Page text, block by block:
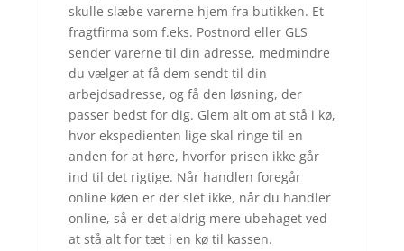
skulle slæbe varerne hjem fra butikken. Et
fragtfirma som f.eks. Postnord eller GLS
sender varerne til din adresse, medmindre
du vælger at få dem sendt til din
arbejdsadresse, og få den løsning, der
passer bedst for dig. Glem alt om at stå i kø,
hvor ekspedienten lige skal ringe til en
anden for at høre, hvorfor prisen ikke går
ind til det rigtige. Når handlen foregår
online køen er der slet ikke, når du handler
online, så er det aldrig mere ubehaget ved
at stå alt for tæt i en kø til kassen.